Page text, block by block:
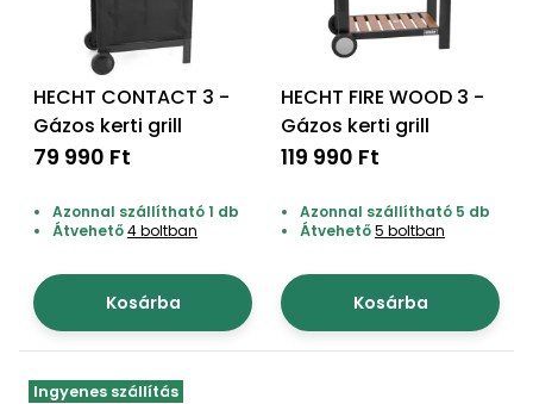
HECHT CONTACT 3 -
Gázos kerti grill
79 990 Ft
Azonnal szállítható 1 db
Átvehető4 boltban
Kosárba
HECHT FIRE WOOD 3 -
Gázos kerti grill
119 990 Ft
Azonnal szállítható 5 db
Átvehető5 boltban
Kosárba
Ingyenes szállítás